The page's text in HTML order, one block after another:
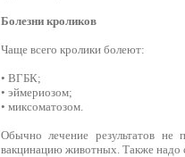
Болезни кроликов
Чаще всего кролики болеют:
• ВГБК;
• эймериозом;
• миксоматозом.
Обычно лечение результатов не
вакцинацию животных. Также надо